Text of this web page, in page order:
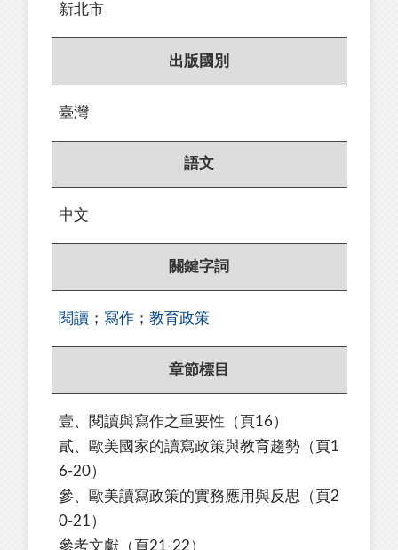
新北市
出版國別
臺灣
語文
中文
關鍵字詞
閱讀 ； 寫作 ； 教育政策
章節標目
壹、閱讀與寫作之重要性 （頁16）
貳、歐美國家的讀寫政策與教育趨勢 （頁1
6-20）
參、歐美讀寫政策的實務應用與反思 （頁2
0-21）
參考文獻 （頁21-22）